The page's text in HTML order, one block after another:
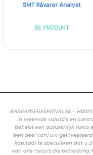
SMT Råvarer Analyst
SE PRODUKT
ANSVARSFRASKRIVELSE –
in vreemde valuta’s en
behelst een aanzienlijk risico
(een deel van) uw
kapitaal te speculeren dat u
van alle risico’s die